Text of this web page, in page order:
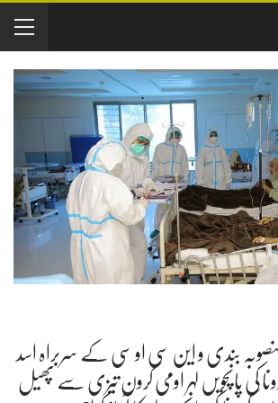
بندی و این سی او سی کے سربراہ اسد
کی پانچویں لہر اومی کرون تیزی سے پھیل